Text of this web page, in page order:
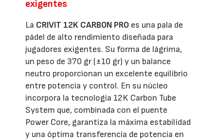
exigentes
La CRIVIT 12K CARBON PRO es una pala de
pádel de alto rendimiento diseñada para
jugadores exigentes. Su forma de lágrima,
un peso de 370 gr (±10 gr) y un balance
neutro proporcionan un excelente equilibrio
entre potencia y control. En su núcleo
incorpora la tecnología 12K Carbon Tube
System que, combinada con el puente
Power Core, garantiza la máxima estabilidad
y una óptima transferencia de potencia en